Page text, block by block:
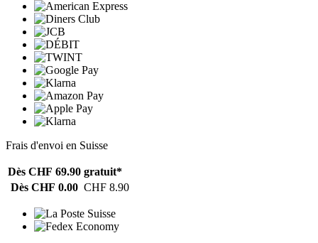
Frais d'envoi en Suisse
Dès CHF 69.90 gratuit*
Dès CHF 0.00 CHF 8.90